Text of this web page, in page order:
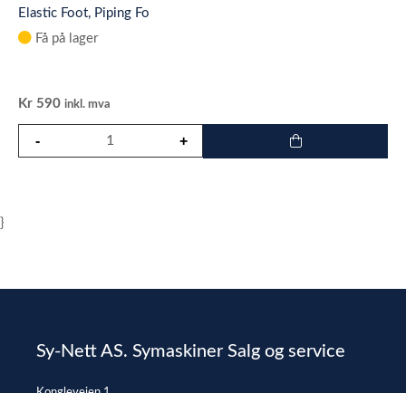
Elastic Foot, Piping Fo
Få på lager
Kr 590 inkl. mva
}
Sy-Nett AS. Symaskiner Salg og service